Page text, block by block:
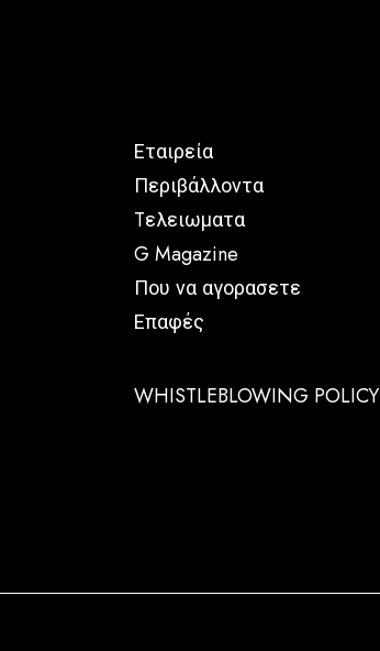
Εταιρεία
Περιβάλλοντα
Tελειωματα
G Magazine
Που να αγορασετε
Επαφές
WHISTLEBLOWING POLICY